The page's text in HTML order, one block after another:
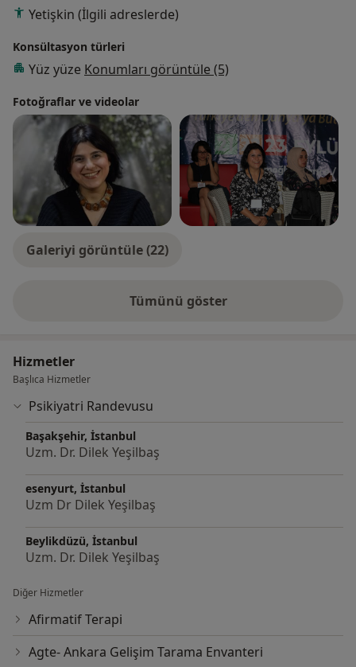
Yetişkin (İlgili adreslerde)
Konsültasyon türleri
Yüz yüze Konumları görüntüle (5)
Fotoğraflar ve videolar
Galeriyi görüntüle (22)
Tümünü gösterdeneyim hakkında
Hizmetler
Başlıca Hizmetler
Psikiyatri Randevusu
Başakşehir, İstanbul
Uzm. Dr. Dilek Yeşilbaş
esenyurt, İstanbul
Uzm Dr Dilek Yeşilbaş
Beylikdüzü, İstanbul
Uzm. Dr. Dilek Yeşilbaş
Diğer Hizmetler
Afirmatif Terapi
Agte- Ankara Gelişim Tarama Envanteri